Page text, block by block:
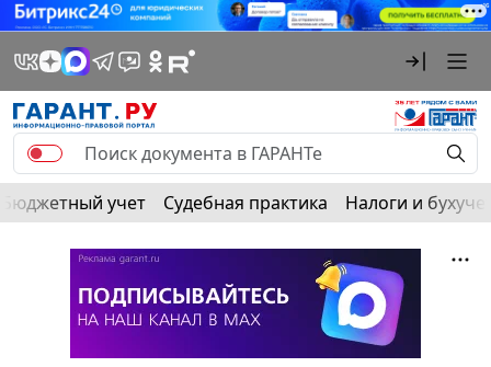
Бюджетный учет Судебная практика Налоги и